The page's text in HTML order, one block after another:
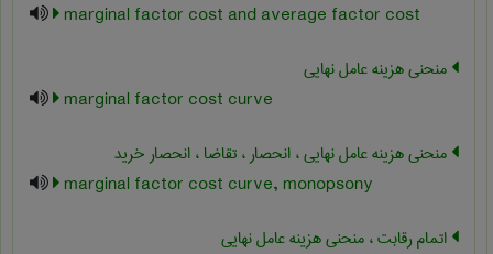
marginal factor cost and average factor cost
منحنی هزینه عامل نهایی
marginal factor cost curve
منحنی هزینه عامل نهایی ، انحصار ، تقاضا ، انحصار خرید
marginal factor cost curve, monopsony
اتمام رقابت ، منحنی هزینه عامل نهایی